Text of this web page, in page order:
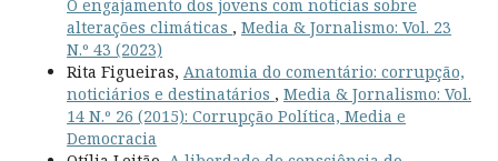
O engajamento dos jovens com notícias sobre
alterações climáticas , Media & Jornalismo: Vol. 23
N.º 43 (2023)
Rita Figueiras, Anatomia do comentário: corrupção,
noticiários e destinatários , Media & Jornalismo: Vol.
14 N.º 26 (2015): Corrupção Política, Media e
Democracia